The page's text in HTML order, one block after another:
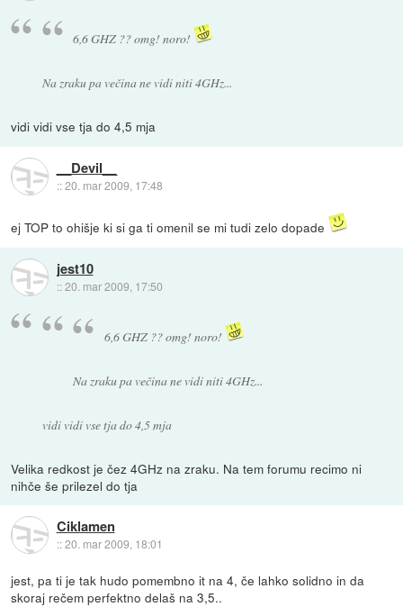
6,6 GHZ ?? omg! noro!
Na zraku pa večina ne vidi niti 4GHz...
vidi vidi vse tja do 4,5 mja
__Devil__
::20. mar 2009, 17:48
ej TOP to ohišje ki si ga ti omenil se mi tudi zelo dopade
jest10
::20. mar 2009, 17:50
6,6 GHZ ?? omg! noro!
Na zraku pa večina ne vidi niti 4GHz...
vidi vidi vse tja do 4,5 mja
Velika redkost je čez 4GHz na zraku. Na tem forumu recimo ni
nihče še prilezel do tja
Ciklamen
::20. mar 2009, 18:01
jest, pa ti je tak hudo pomembno it na 4, če lahko solidno in da
skoraj rečem perfektno delaš na 3,5..